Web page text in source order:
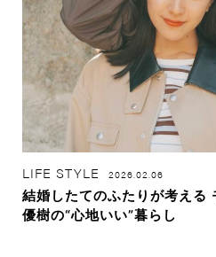
LIFE STYLE 2026.02.06
結婚したてのふたりが考える
優樹の“心地いい”暮らし